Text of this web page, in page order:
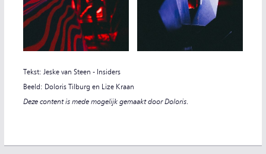
Tekst: Jeske van Steen - Insiders
Beeld: Doloris Tilburg en Lize Kraan
Deze content is mede mogelijk gemaakt door Doloris.